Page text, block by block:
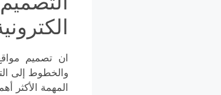
ان تصميم مواقع
والخطوط إلى
المهمة الأكثر